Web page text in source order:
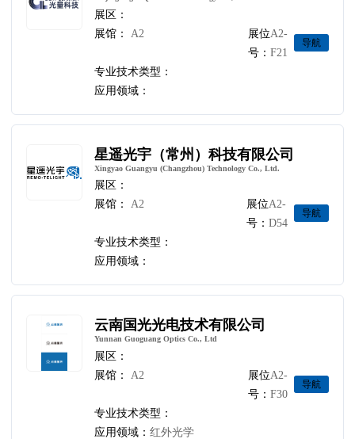
展区：
展馆：
A2
展位
号：
A2-
F21
导航
专业技术类型：
应用领域：
星遥光宇（常州）科技有限公司
Xingyao Guangyu (Changzhou) Technology Co., Ltd.
展区：
展馆：
A2
展位
号：
A2-
D54
导航
专业技术类型：
应用领域：
云南国光光电技术有限公司
Yunnan Guoguang Optics Co., Ltd
展区：
展馆：
A2
展位
号：
A2-
F30
导航
专业技术类型：
应用领域：红外光学